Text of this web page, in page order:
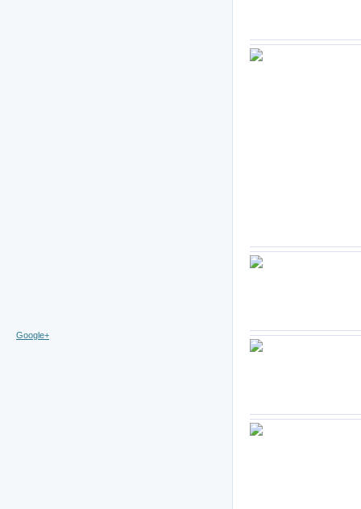
Google+